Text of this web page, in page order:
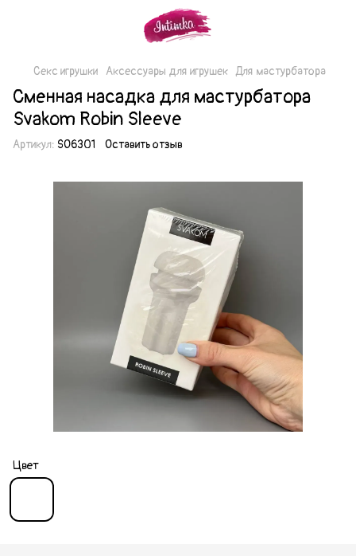
Секс игрушки Аксессуары для игрушек Для мастурбатора
Сменная насадка для мастурбатора
Svakom Robin Sleeve
Артикул: SO6301 Оставить отзыв
Цвет